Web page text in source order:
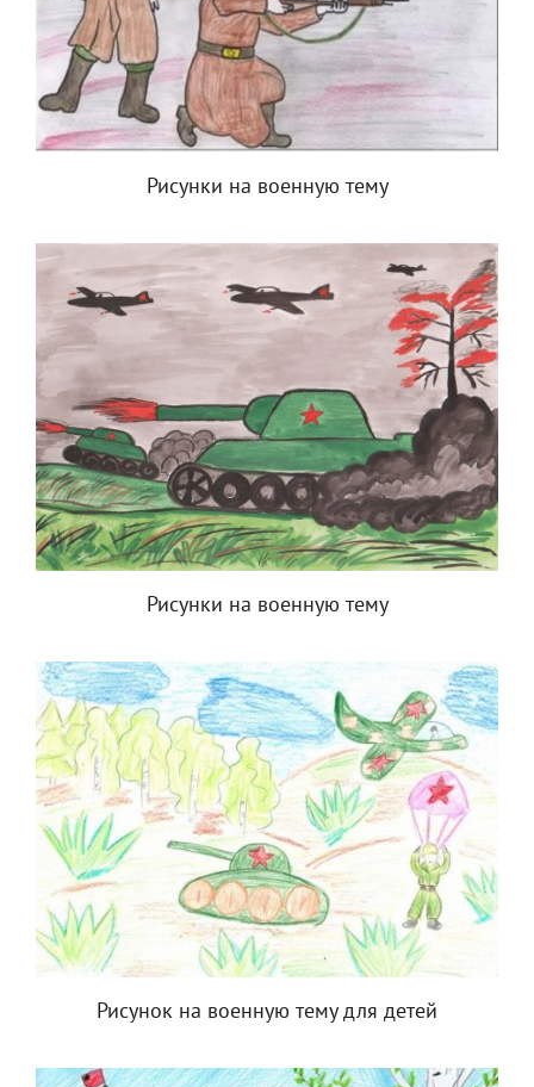
Рисунки на военную тему
Рисунки на военную тему
Рисунок на военную тему для детей